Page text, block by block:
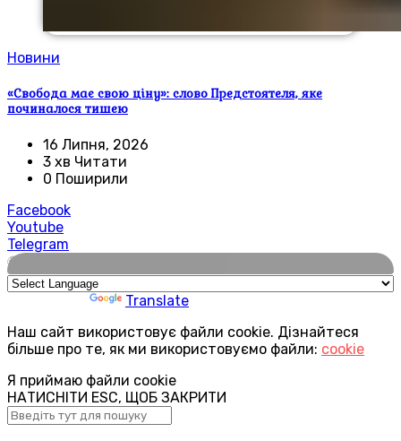
Новини
«Свобода має свою ціну»: слово Предстоятеля, яке
починалося тишею
16 Липня, 2026
3 хв Читати
0 Поширили
Facebook
Youtube
Telegram
🌍
Translate
Наш сайт використовує файли cookie. Дізнайтеся
більше про те, як ми використовуємо файли: cookie
Я приймаю файли cookie
НАТИСНІТИ ESC, ЩОБ ЗАКРИТИ